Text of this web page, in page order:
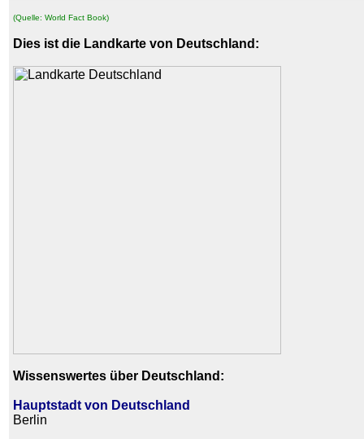
(Quelle: World Fact Book)
Dies ist die Landkarte von Deutschland:
Wissenswertes über Deutschland:
Hauptstadt von Deutschland
Berlin